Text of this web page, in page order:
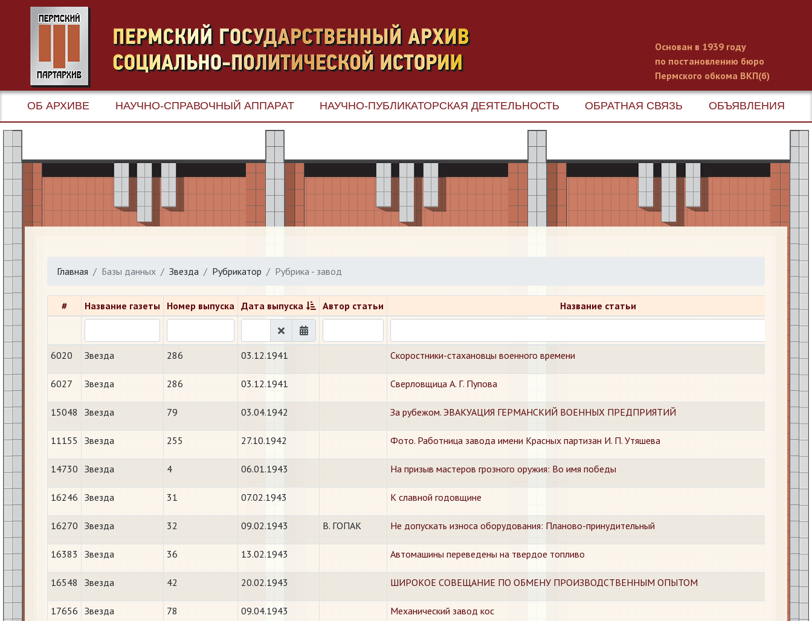
Основан в 1939 году
по постановлению бюро
Пермского обкома ВКП(б)
ОБ АРХИВЕ НАУЧНО-СПРАВОЧНЫЙ АППАРАТ НАУЧНО-ПУБЛИКАТОРСКАЯ ДЕЯТЕЛЬНОСТЬ ОБРАТНАЯ СВЯЗЬ ОБЪЯВЛЕНИЯ
Главная Базы данных Звезда Рубрикатор Рубрика - завод
# Название газеты Номер выпуска Дата выпуска Автор статьи Название статьи
6020 Звезда 286 03.12.1941 Скоростники-стахановцы военного времени
6027 Звезда 286 03.12.1941 Сверловщица А. Г. Пупова
15048 Звезда 79 03.04.1942 За рубежом. ЭВАКУАЦИЯ ГЕРМАНСКИЙ ВОЕННЫХ ПРЕДПРИЯТИЙ
11155 Звезда 255 27.10.1942 Фото. Работница завода имени Красных партизан И. П. Утяшева
14730 Звезда 4 06.01.1943 На призыв мастеров грозного оружия: Во имя победы
16246 Звезда 31 07.02.1943 К славной годовщине
16270 Звезда 32 09.02.1943 В. ГОПАК Не допускать износа оборудования: Планово-принудительный
16383 Звезда 36 13.02.1943 Автомашины переведены на твердое топливо
16548 Звезда 42 20.02.1943 ШИРОКОЕ СОВЕЩАНИЕ ПО ОБМЕНУ ПРОИЗВОДСТВЕННЫМ ОПЫТОМ
17656 Звезда 78 09.04.1943 Механический завод кос